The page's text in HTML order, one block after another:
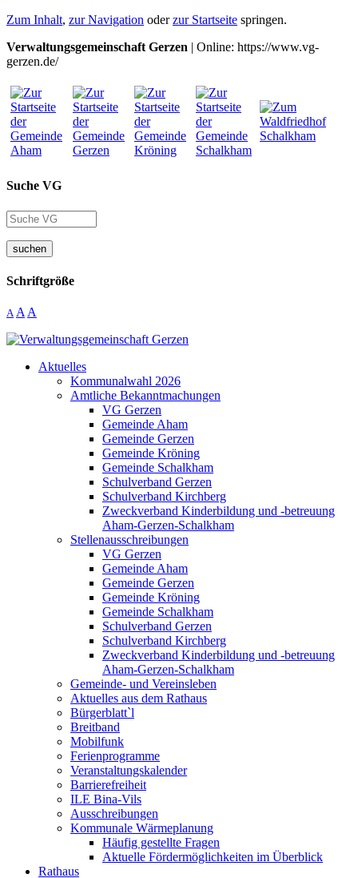
Zum Inhalt, zur Navigation oderzur Startseite springen.
Verwaltungsgemeinschaft Gerzen | Online: https://www.vg-
gerzen.de/
Suche VG
suchen
Schriftgröße
A A A
Aktuelles
Kommunalwahl 2026
Amtliche Bekanntmachungen
VG Gerzen
Gemeinde Aham
Gemeinde Gerzen
Gemeinde Kröning
Gemeinde Schalkham
Schulverband Gerzen
Schulverband Kirchberg
Zweckverband Kinderbildung und -betreuung
Aham-Gerzen-Schalkham
Stellenausschreibungen
VG Gerzen
Gemeinde Aham
Gemeinde Gerzen
Gemeinde Kröning
Gemeinde Schalkham
Schulverband Gerzen
Schulverband Kirchberg
Zweckverband Kinderbildung und -betreuung
Aham-Gerzen-Schalkham
Gemeinde- und Vereinsleben
Aktuelles aus dem Rathaus
Bürgerblatt`l
Breitband
Mobilfunk
Ferienprogramme
Veranstaltungskalender
Barrierefreiheit
ILE Bina-Vils
Ausschreibungen
Kommunale Wärmeplanung
Häufig gestellte Fragen
Aktuelle Fördermöglichkeiten im Überblick
Rathaus